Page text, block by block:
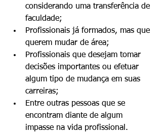
considerando uma transferência de
faculdade;
Profissionais já formados, mas que
querem mudar de área;
Profissionais que desejam tomar
decisões importantes ou efetuar
algum tipo de mudança em suas
carreiras;
Entre outras pessoas que se
encontram diante de algum
impasse na vida profissional.